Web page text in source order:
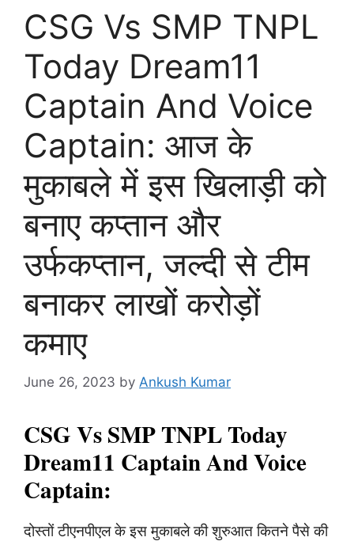
CSG Vs SMP TNPL
Today Dream11
Captain And Voice
Captain: आज के
मुकाबले में इस खिलाड़ी को
बनाए कप्तान और
उर्फकप्तान, जल्दी से टीम
बनाकर लाखों करोड़ों
कमाए
June 26, 2023 by Ankush Kumar
CSG Vs SMP TNPL Today
Dream11 Captain And Voice
Captain:
दोस्तों टीएनपीएल के इस मुकाबले की शुरुआत कितने पैसे की